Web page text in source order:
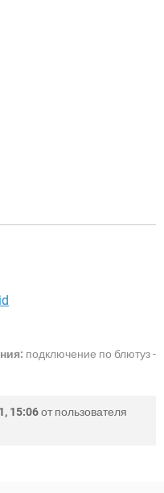
подключение по блютуз -
15:06от пользователя